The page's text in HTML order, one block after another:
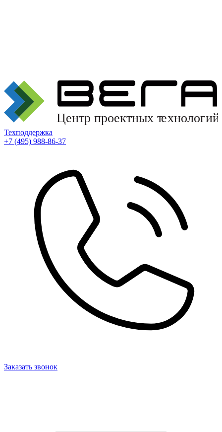
Техподдержка
+7 (495) 988-86-37
Заказать звонок